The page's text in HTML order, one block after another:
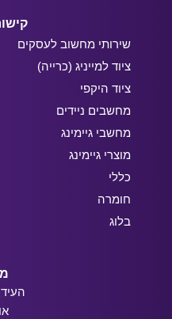
שירותי מחשוב לעסקים
ציוד למייניג (כרייה)
ציוד היקפי
מחשבים ניידים
מחשבי גיימינג
מוצרי גיימינג
כללי
חומרה
בלוג